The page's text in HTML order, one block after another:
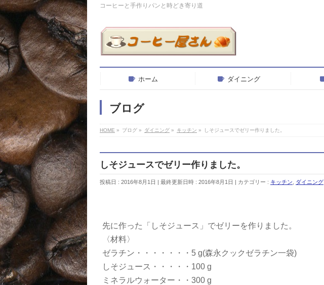
コーヒーと手作りパンと時どき寄り道
ホーム ダイニング
ブログ
HOME » ブログ » ダイニング » キッチン » しそジュースでゼリー作りました。
しそジュースでゼリー作りました。
投稿日 : 2016年8月1日 最終更新日時 : 2016年8月1日 カテゴリー : キッチン ダイニング
先に作った「しそジュース」でゼリーを作りました。
〈材料〉
ゼラチン・・・・・・・5 g(森永クックゼラチン一袋)
しそジュース・・・・・100 g
ミネラルウォーター・・300 g